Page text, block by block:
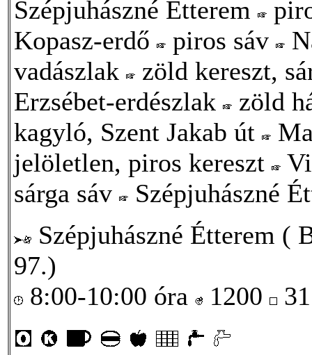
Szépjuhászné Étterem
Kopasz-erdő
piros sáv
vadászlak
zöld kereszt,
Erzsébet-erdészlak
zöld
kagyló, Szent Jakab út
jelöletlen, piros kereszt
sárga sáv
Szépjuhászné
Szépjuhászné Étterem (
97.)
8:00-10:00 óra
1200